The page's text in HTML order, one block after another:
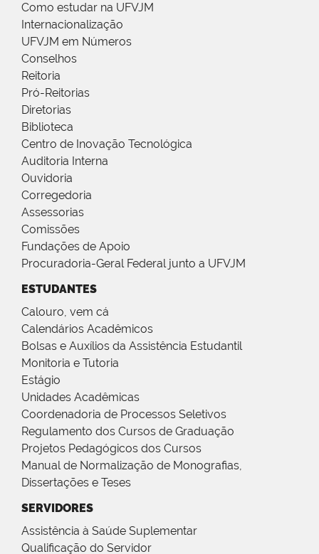
Como estudar na UFVJM
Internacionalização
UFVJM em Números
Conselhos
Reitoria
Pró-Reitorias
Diretorias
Biblioteca
Centro de Inovação Tecnológica
Auditoria Interna
Ouvidoria
Corregedoria
Assessorias
Comissões
Fundações de Apoio
Procuradoria-Geral Federal junto a UFVJM
ESTUDANTES
Calouro, vem cá
Calendários Acadêmicos
Bolsas e Auxílios da Assistência Estudantil
Monitoria e Tutoria
Estágio
Unidades Acadêmicas
Coordenadoria de Processos Seletivos
Regulamento dos Cursos de Graduação
Projetos Pedagógicos dos Cursos
Manual de Normalização de Monografias,
Dissertações e Teses
SERVIDORES
Assistência à Saúde Suplementar
Qualificação do Servidor